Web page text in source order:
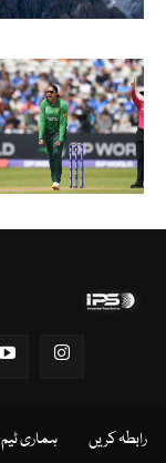
رابطہ کریں ہماری ٹیم